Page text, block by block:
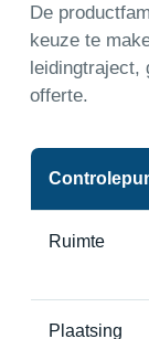
De
keuze te
leidingtraject,
offerte.
Ruimte
Plaatsing